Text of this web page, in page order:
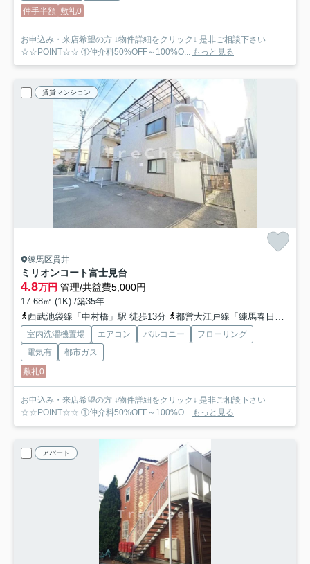
仲手半額 敷礼0
お申込み・来店希望の方 ↓物件詳細をクリック↓ 是非ご相談下さい
☆☆POINT☆☆ ①仲介料50%OFF～100%O...
もっと見る
賃貸マンション
練馬区貫井
ミリオンコート富士見台
4.8万円 管理/共益費5,000円
17.68㎡ (1K) /築35年
西武池袋線「中村橋」駅 徒歩13分
都営大江戸線「練馬春日町」駅 徒歩17分
室内洗濯機置場 エアコン バルコニー
フローリング
電気有
都市ガス
敷礼0
お申込み・来店希望の方 ↓物件詳細をクリック↓ 是非ご相談下さい
☆☆POINT☆☆ ①仲介料50%OFF～100%O...
もっと見る
アパート